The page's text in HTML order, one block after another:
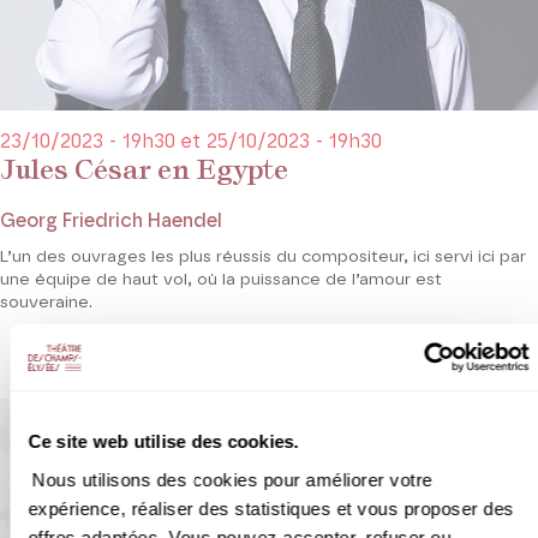
Ce site web utilise des cookies.
Nous utilisons des cookies pour améliorer votre
expérience, réaliser des statistiques et vous proposer des
Jules César en Egypte
23/10/2023 - 19h30 et 25/10/2023 - 19h30
Georg Friedrich Haendel
L’un des ouvrages les plus réussis du compositeur, ici servi ici par
une équipe de haut vol, où la puissance de l’amour est
souveraine.